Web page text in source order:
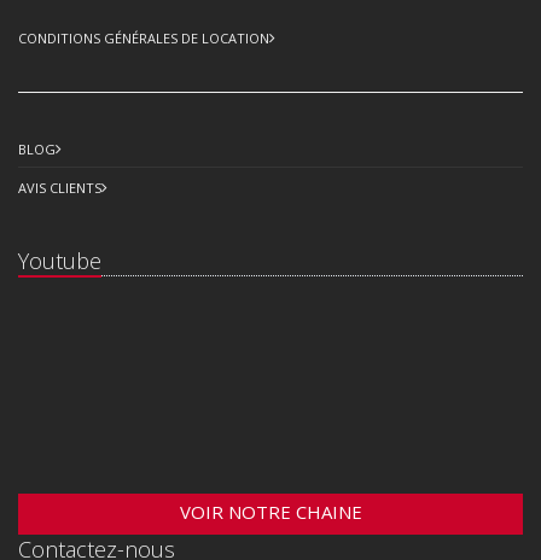
CONDITIONS GÉNÉRALES DE LOCATION
BLOG
AVIS CLIENTS
Youtube
VOIR NOTRE CHAINE
Contactez-nous